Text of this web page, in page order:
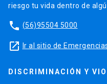
riesgo tu vida dentro de
phone (56)95504 5000
launch Ir al sitio de
DISCRIMINACIÓN Y